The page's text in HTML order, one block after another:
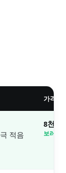
가격대
적음
8천원
보러가